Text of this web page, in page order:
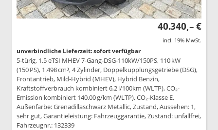
40.340,– €
incl. 19% MwSt.
unverbindliche Lieferzeit: sofort verfügbar
5-türig, 1.5 eTSI MHEV 7-Gang-DSG-110kW/150PS, 110 kW
(150 PS), 1.498 cm³, 4 Zylinder, Doppelkupplungsgetriebe (DSG),
Frontantrieb, Mild-Hybrid (MHEV), Hybrid Benzin,
Kraftstoffverbrauch kombiniert 6,2 l/100km (WLTP), CO₂-
Emission kombiniert 140.00 g/km (WLTP), CO₂-Klasse E,
Außenfarbe: Grenadillaschwarz Metallic, Zustand, Aussehen: 1,
sehr gut, Garantieleistung: Fahrzeuggarantie, Zustand: unfallfrei,
Fahrzeugnr.: 132339